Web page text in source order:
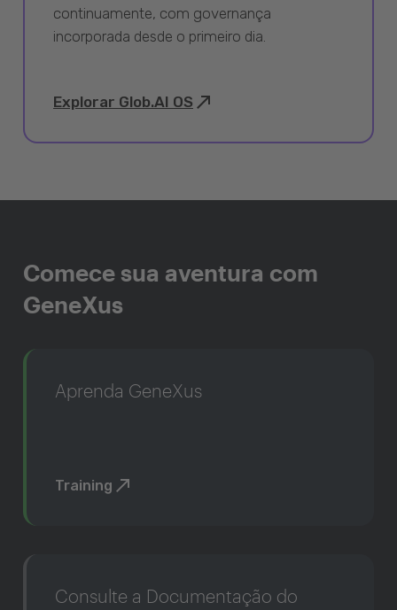
continuamente, com governança
incorporada desde o primeiro dia.
Explorar Glob.AI OS
Comece sua aventura com
GeneXus
Aprenda GeneXus
Training
Consulte a Documentação do